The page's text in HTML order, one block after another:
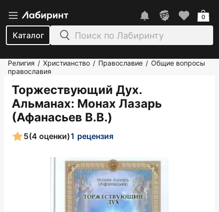
Каталог
0
Религия / Христианство / Православие / Общие вопросы
православия
Торжествующий Дух.
Альманах: Монах Лазарь
(Афанасьев В.В.)
5(4 оценки)1 рецензия